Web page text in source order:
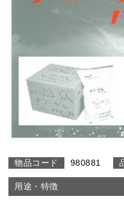
980881